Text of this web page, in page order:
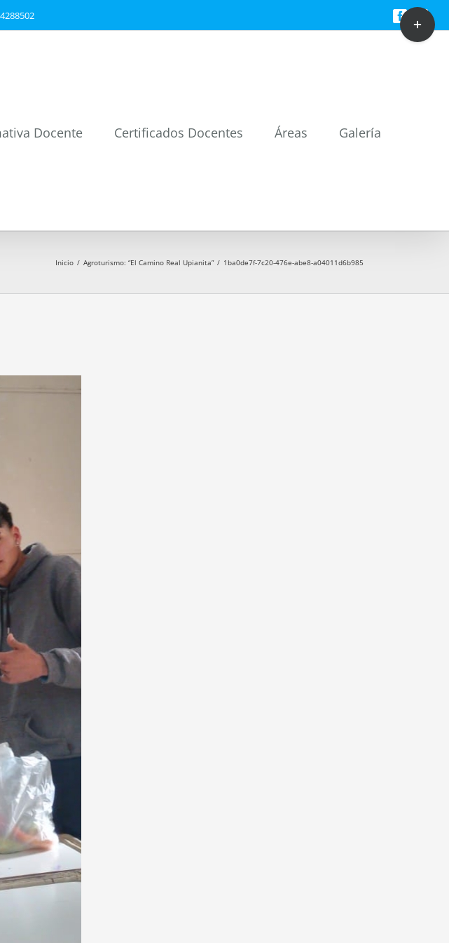
Facebook
Docente Certificados Docentes Áreas Galería
Inicio / Agroturismo: “El Camino Real Upianita” / 1ba0de7f-7c20-476e-abe8-a04011d6b985
Toggle
Sliding